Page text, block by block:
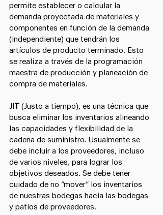
permite establecer o calcular la
demanda proyectada de materiales y
componentes en función de la demanda
(independiente) que tendrán los
artículos de producto terminado. Esto
se realiza a través de la programación
maestra de producción y planeación de
compra de materiales.
JIT (Justo a tiempo), es una técnica que
busca eliminar los inventarios alineando
las capacidades y flexibilidad de la
cadena de suministro. Usualmente se
debe incluir a los proveedores, incluso
de varios niveles, para lograr los
objetivos deseados. Se debe tener
cuidado de no “mover” los inventarios
de nuestras bodegas hacia las bodegas
y patios de proveedores.